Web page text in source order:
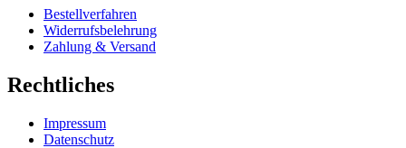
Bestellverfahren
Widerrufsbelehrung
Zahlung & Versand
Rechtliches
Impressum
Datenschutz